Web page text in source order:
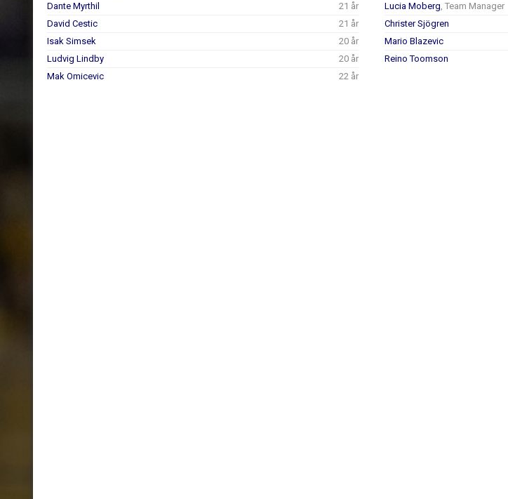
Dante Myrthil
21 år
David Cestic
21 år
Isak Simsek
20 år
Ludvig Lindby
20 år
Mak Omicevic
22 år
Lucia Moberg, Team Manager
Christer Sjögren
Mario Blazevic
Reino Toomson